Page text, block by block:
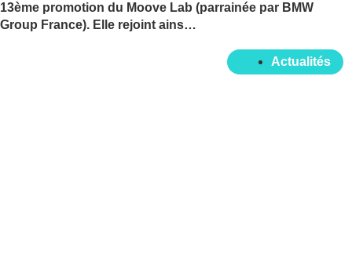
13ème promotion du Moove Lab (parrainée par BMW
Group France). Elle rejoint ains…
Actualités